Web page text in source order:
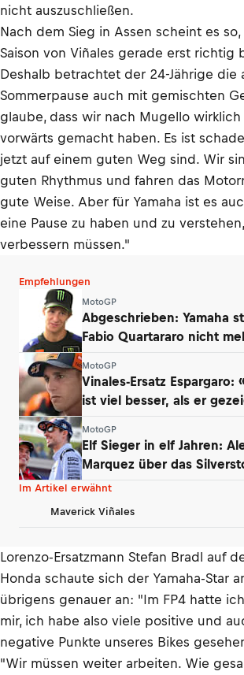
nicht auszuschließen.
Nach dem Sieg in Assen scheint es
Saison von Viñales gerade erst richtig
Deshalb betrachtet der 24-Jährige die
Sommerpause auch mit gemischten
glaube, dass wir nach Mugello
vorwärts gemacht haben. Es ist
jetzt auf einem guten Weg sind. Wir
guten Rhythmus und fahren das
gute Weise. Aber für Yamaha ist es
eine Pause zu haben und zu
verbessern müssen."
Empfehlungen
MotoGP
Abgeschrieben: Yamaha
Fabio Quartararo nicht
MotoGP
Vinales-Ersatz Espargaro:
ist viel besser, als er
MotoGP
Elf Sieger in elf Jahren:
Marquez über das
Phänomen
Im Artikel erwähnt
Maverick Viñales
Lorenzo-Ersatzmann Stefan Bradl auf
Honda schaute sich der Yamaha-Star
übrigens genauer an: "Im FP4 hatte
mir, ich habe also viele positive und
negative Punkte unseres Bikes
"Wir müssen weiter arbeiten. Wie